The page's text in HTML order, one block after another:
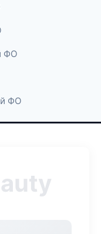
ФО
ФО